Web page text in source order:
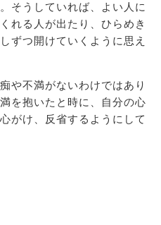
そうしていれば、よい人に
れる人が出たり、ひらめき
ずつ開けていくように思え
や不満がないわけではあり
を抱いたと時に、自分の心
がけ、反省するようにして